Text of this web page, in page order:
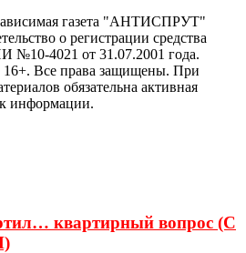
газета "АНТИСПРУТ"
о регистрации средства
№10-4021 от 31.07.2001 года.
16+. Все права защищены. При
обязательна активная
информации.
квартирный вопрос (С